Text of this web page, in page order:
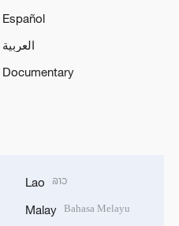
Español
العربية
Documentary
Lao ລາວ
Malay Bahasa Melayu